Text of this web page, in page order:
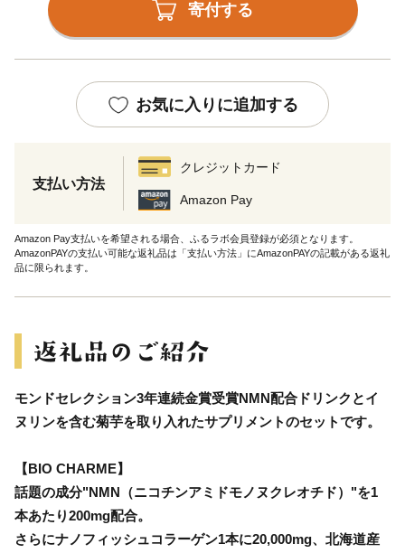
寄付する
お気に入りに追加する
支払い方法
クレジットカード
Amazon Pay
Amazon Pay支払いを希望される場合、ふるラボ会員登録が必須となります。
AmazonPAYの支払い可能な返礼品は「支払い方法」にAmazonPAYの記載がある返礼
品に限られます。
モンドセレクション3年連続金賞受賞NMN配合ドリンクとイ
ヌリンを含む菊芋を取り入れたサプリメントのセットです。
【BIO CHARME】
話題の成分"NMN（ニコチンアミドモノヌクレオチド）"を1
本あたり200mg配合。
さらにナノフィッシュコラーゲン1本に20,000mg、北海道産